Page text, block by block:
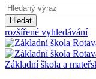
Hledat
rozšířené vyhledávání
Základní škola a